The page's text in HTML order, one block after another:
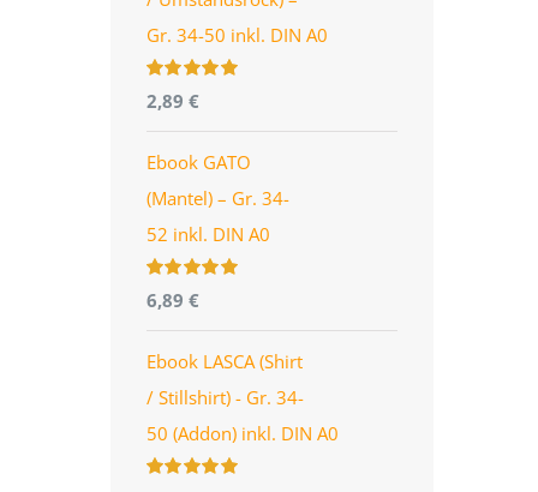
Gr. 34-50 inkl. DIN A0
Bewertet
mit4.96
5
2,89 €
Ebook GATO
(Mantel) – Gr. 34-
52 inkl. DIN A0
Bewertet
mit5.00
5
6,89 €
Ebook LASCA (Shirt
/ Stillshirt) - Gr. 34-
50 (Addon) inkl. DIN A0